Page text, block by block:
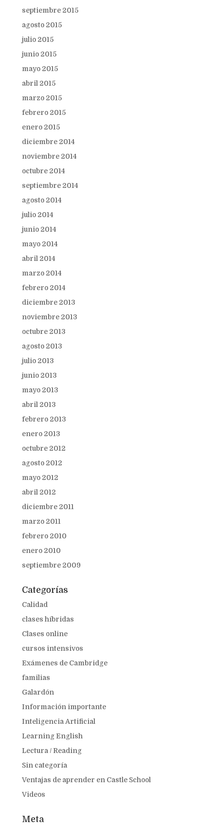
septiembre 2015
agosto 2015
julio 2015
junio 2015
mayo 2015
abril 2015
marzo 2015
febrero 2015
enero 2015
diciembre 2014
noviembre 2014
octubre 2014
septiembre 2014
agosto 2014
julio 2014
junio 2014
mayo 2014
abril 2014
marzo 2014
febrero 2014
diciembre 2013
noviembre 2013
octubre 2013
agosto 2013
julio 2013
junio 2013
mayo 2013
abril 2013
febrero 2013
enero 2013
octubre 2012
agosto 2012
mayo 2012
abril 2012
diciembre 2011
marzo 2011
febrero 2010
enero 2010
septiembre 2009
Categorías
Calidad
clases híbridas
Clases online
cursos intensivos
Exámenes de Cambridge
familias
Galardón
Información importante
Inteligencia Artificial
Learning English
Lectura / Reading
Sin categoría
Ventajas de aprender en Castle School
Videos
Meta